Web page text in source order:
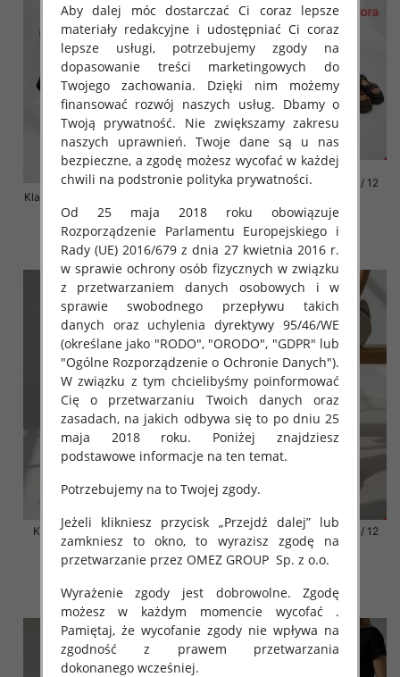
Klapki damskie Roz 36-41 / 12 par
72.00 zł
szczegóły
Klapki damskie Roz 36-42 / 12
76.00 zł
szczegóły
Klapki damskie Roz 36-42 / 12
par
szczegóły
Klapki damskie Roz 36-42 / 12
par
41.00 zł
szczegóły
Aby dalej móc dostarczać Ci coraz lepsze
materiały redakcyjne i udostępniać Ci coraz
lepsze usługi, potrzebujemy zgody na
dopasowanie treści marketingowych do
Twojego zachowania. Dzięki nim możemy
finansować rozwój naszych usług. Dbamy o
Twoją prywatność. Nie zwiększamy zakresu
naszych uprawnień. Twoje dane są u nas
bezpieczne, a zgodę możesz wycofać w każdej
chwili na podstronie polityka prywatności.
Od 25 maja 2018 roku obowiązuje
Rozporządzenie Parlamentu Europejskiego i
Rady (UE) 2016/679 z dnia 27 kwietnia 2016 r.
w sprawie ochrony osób fizycznych w związku
z przetwarzaniem danych osobowych i w
sprawie swobodnego przepływu takich
danych oraz uchylenia dyrektywy 95/46/WE
(określane jako "RODO", "ORODO", "GDPR" lub
"Ogólne Rozporządzenie o Ochronie Danych").
W związku z tym chcielibyśmy poinformować
Cię o przetwarzaniu Twoich danych oraz
zasadach, na jakich odbywa się to po dniu 25
maja 2018 roku. Poniżej znajdziesz
podstawowe informacje na ten temat.
Potrzebujemy na to Twojej zgody.
Jeżeli klikniesz przycisk „Przejdź dalej” lub
zamkniesz to okno, to wyrazisz zgodę na
przetwarzanie przez OMEZ GROUP Sp. z o.o.
Wyrażenie zgody jest dobrowolne. Zgodę
możesz w każdym momencie wycofać .
Pamiętaj, że wycofanie zgody nie wpływa na
zgodność z prawem przetwarzania
dokonanego wcześniej.